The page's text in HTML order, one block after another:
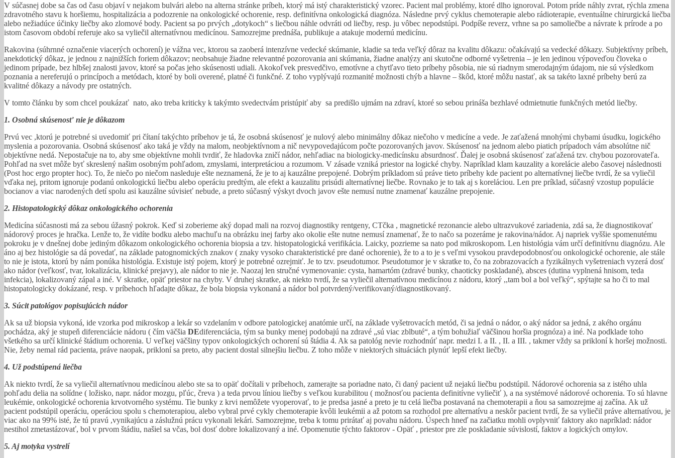
V súčasnej dobe sa čas od času objaví v nejakom bulvári alebo na alterna stránke príbeh, ktorý má istý charakteristický vzorec. Pacient mal problémy, ktoré dlho ignoroval. Potom príde náhly zvrat, rýchla zmena
zdravotného stavu k horšiemu, hospitalizácia a podozrenie na onkologické ochorenie, resp. definitívna onkologická diagnóza. Následne prvý cyklus chemoterapie alebo rádioterapie, eventuálne chirurgická liečba
alebo nežiadúce účinky liečby ako zlomové body. Pacient sa po prvých „dotykoch“ s liečbou náhle odvráti od liečby, resp. ju vôbec nepodstúpi. Podpíše reverz, vrhne sa po samoliečbe a návrate k prírode a po
istom časovom období referuje ako sa vyliečil alternatívnou medicínou. Samozrejme prednáša, publikuje a atakuje modernú medicínu.
Rakovina (súhrnné označenie viacerých ochorení) je vážna vec, ktorou sa zaoberá intenzívne vedecké skúmanie, kladie sa teda veľký dôraz na kvalitu dôkazu: očakávajú sa vedecké dôkazy. Subjektívny príbeh,
anekdotický dôkaz, je jednou z najnižších foriem dôkazov; neobsahuje žiadne relevantné pozorovania ani skúmania, žiadne analýzy ani skutočne odborné vyšetrenia – je len jedinou výpoveďou človeka o
jedinom prípade, bez hlbšej znalosti javov, ktoré sa počas jeho skúsenosti udiali. Akokoľvek presvedčivo, emotívne a chytľavo tieto príbehy pôsobia, nie sú riadnym smerodajným údajom, nie sú výsledkom
poznania a nereferujú o princípoch a metódach, ktoré by boli overené, platné či funkčné. Z toho vyplývajú rozmanité možnosti chýb a hlavne – škôd, ktoré môžu nastať, ak sa takéto laxné príbehy berú za
kvalitné dôkazy a návody pre ostatných.
V tomto článku by som chcel poukázať nato, ako treba kriticky k takýmto svedectvám pristúpiť aby sa predišlo ujmám na zdraví, ktoré so sebou prináša bezhlavé odmietnutie funkčných metód liečby.
1. Osobná skúsenosť nie je dôkazom
Prvú vec ,ktorú je potrebné si uvedomiť pri čítaní takýchto príbehov je tá, že osobná skúsenosť je nulový alebo minimálny dôkaz niečoho v medicíne a vede. Je zaťažená mnohými chybami úsudku, logického
myslenia a pozorovania. Osobná skúsenosť ako taká je vždy na malom, neobjektívnom a nič nevypovedajúcom počte pozorovaných javov. Skúsenosť na jednom alebo piatich prípadoch vám absolútne nič
objektívne nedá. Nepostačuje na to, aby sme objektívne mohli tvrdiť, že hladovka zničí nádor, nehľadiac na biologicky-medicínsku absurdnosť. Ďalej je osobná skúsenosť zaťažená tzv. chybou pozorovateľa.
Pohľad na svet môže byť skreslený našim osobným pohľadom, zmyslami, interpretáciou a rozumom. V zásade vzniká priestor na logické chyby. Napríklad klam kauzality a korelácie alebo časovej následnosti
(Post hoc ergo propter hoc). To, že niečo po niečom nasleduje ešte neznamená, že je to aj kauzálne prepojené. Dobrým príkladom sú práve tieto príbehy kde pacient po alternatívnej liečbe tvrdí, že sa vyliečil
vďaka nej, pritom ignoruje podanú onkologickú liečbu alebo operáciu predtým, ale efekt a kauzalitu prisúdi alternatívnej liečbe. Rovnako je to tak aj s koreláciou. Len pre príklad, súčasný vzostup populácie
bocianov a viac narodených detí spolu asi kauzálne súvisieť nebude, a preto súčasný výskyt dvoch javov ešte nemusí nutne znamenať kauzálne prepojenie.
2. Histopatologický dôkaz onkologického ochorenia
Medicína súčasnosti má za sebou úžasný pokrok. Keď si zoberieme aký dopad mali na rozvoj diagnostiky rentgeny, CTčka , magnetické rezonancie alebo ultrazvukové zariadenia, zdá sa, že diagnostikovať
nádorový proces je hračka. Lenže to, že vidíte bodku alebo machuľu na obrázku inej farby ako okolie ešte nutne nemusí znamenať, že to načo sa pozeráme je rakovina/nádor. Aj napriek vyššie spomenutému
pokroku je v dnešnej dobe jediným dôkazom onkologického ochorenia biopsia a tzv. histopatologická verifikácia. Laicky, pozrieme sa nato pod mikroskopom. Len histológia vám určí definitívnu diagnózu. Ale
áno aj bez histológie sa dá povedať, na základe patognomických znakov ( znaky vysoko charakteristické pre dané ochorenie), že to a to je s veľmi vysokou pravdepodobnosťou onkologické ochorenie, ale stále
to nie je istota, ktorú by nám ponúka histológia. Existuje istý pojem, ktorý je potrebné ozrejmiť. Je to tzv. pseudotumor. Pseudotumor je v skratke to, čo na zobrazovacích a fyzikálnych vyšetreniach vyzerá dosť
ako nádor (veľkosť, tvar, lokalizácia, klinické prejavy), ale nádor to nie je. Naozaj len stručné vymenovanie: cysta, hamartóm (zdravé bunky, chaoticky poskladané), absces (dutina vyplnená hnisom, teda
infekcia), lokalizovaný zápal a iné. V skratke, opäť priestor na chyby. V druhej skratke, ak niekto tvrdí, že sa vyliečil alternatívnou medicínou z nádoru, ktorý ,,tam bol a bol veľký“, spýtajte sa ho či to mal
histopatologicky dokázané, resp. v príbehoch hľadajte dôkaz, že bola biopsia vykonaná a nádor bol potvrdený/verifikovaný/diagnostikovaný.
3. Súcit patológov popisujúcich nádor
Ak sa už biopsia vykoná, ide vzorka pod mikroskop a lekár so vzdelaním v odbore patologickej anatómie určí, na základe vyšetrovacích metód, či sa jedná o nádor, o aký nádor sa jedná, z akého orgánu
pochádza, aký je stupeň diferenciácie nádoru ( čím väčšia DEdiferenciácia, tým sa bunky menej podobajú na zdravé „sú viac zblbuté“, a tým bohužiaľ väčšinou horšia prognóza) a iné. Na podklade toho
všetkého sa určí klinické štádium ochorenia. U veľkej väčšiny typov onkologických ochorení sú štádia 4. Ak sa patológ nevie rozhodnúť napr. medzi I. a II. , II. a III. , takmer vždy sa prikloní k horšej možnosti.
Nie, žeby nemal rád pacienta, práve naopak, prikloní sa preto, aby pacient dostal silnejšiu liečbu. Z toho môže v niektorých situáciách plynúť lepší efekt liečby.
4. Už podstúpená liečba
Ak niekto tvrdí, že sa vyliečil alternatívnou medicínou alebo ste sa to opäť dočítali v príbehoch, zamerajte sa poriadne nato, či daný pacient už nejakú liečbu podstúpil. Nádorové ochorenia sa z istého uhla
pohľadu delia na solídne ( ložisko, napr. nádor mozgu, pľúc, čreva ) a teda prvou líniou liečby s veľkou kurabilitou ( možnosťou pacienta definitívne vyliečiť ), a na systémové nádorové ochorenia. To sú hlavne
leukémie, onkologické ochorenia krvotvorného systému. Tie bunky z krvi nemôžete vyoperovať, to je predsa jasné a preto je tu celá liečba postavaná na chemoterapii a ňou sa samozrejme aj začína. Ak už
pacient podstúpil operáciu, operáciou spolu s chemoterapiou, alebo vybral prvé cykly chemoterapie kvôli leukémii a až potom sa rozhodol pre alternatívu a neskôr pacient tvrdí, že sa vyliečil práve alternatívou, je
viac ako na 99% isté, že tú pravú ,vynikajúcu a záslužnú prácu vykonali lekári. Samozrejme, treba k tomu prirátať aj povahu nádoru. Úspech hneď na začiatku mohli ovplyvniť faktory ako napríklad: nádor
nestihol zmetastázovať, bol v prvom štádiu, našiel sa včas, bol dosť dobre lokalizovaný a iné. Opomenutie týchto faktorov ‐ Opäť , priestor pre zle poskladanie súvislostí, faktov a logických omylov.
5. Aj motyka vystrelí